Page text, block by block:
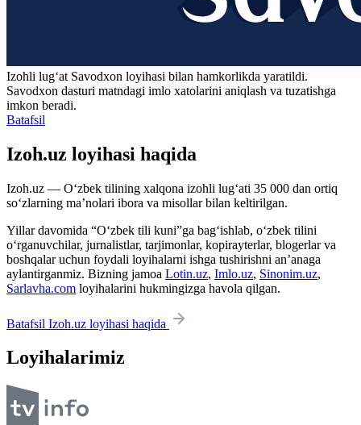
Izohli lugʻat Savodxon loyihasi bilan hamkorlikda yaratildi.
Savodxon dasturi matndagi imlo xatolarini aniqlash va tuzatishga
imkon beradi.
Batafsil
Izoh.uz loyihasi haqida
Izoh.uz — O‘zbek tilining xalqona izohli lug‘ati 35 000 dan ortiq
so‘zlarning ma’nolari ibora va misollar bilan keltirilgan.
Yillar davomida “O‘zbek tili kuni”ga bag‘ishlab, o‘zbek tilini
o‘rganuvchilar, jurnalistlar, tarjimonlar, kopirayterlar, blogerlar va
boshqalar uchun foydali loyihalarni ishga tushirishni an’anaga
aylantirganmiz. Bizning jamoa Lotin.uz, Imlo.uz, Sinonim.uz,
Sarlavha.com loyihalarini hukmingizga havola qilgan.
Batafsil Izoh.uz loyihasi haqida
Loyihalarimiz